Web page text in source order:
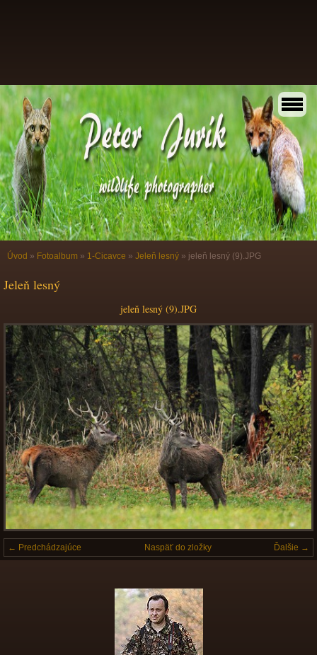
Úvod » Fotoalbum » 1-Cicavce » Jeleň lesný » jeleň lesný (9).JPG
Jeleň lesný
jeleň lesný (9).JPG
← Predchádzajúce Ďalšie →
Naspäť do zložky